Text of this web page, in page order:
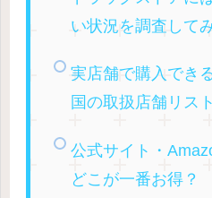
い状況を調査して
実店舗で購入でき
国の取扱店舗リスト
公式サイト・
どこが一番お得？